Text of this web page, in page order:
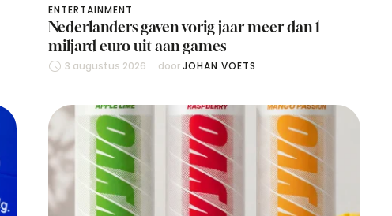
ENTERTAINMENT
Nederlanders gaven vorig jaar meer dan 1
miljard euro uit aan games
3 augustus 2026 door JOHAN VOETS